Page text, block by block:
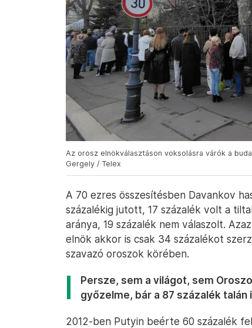
Az orosz elnökválasztáson voksolásra várók a
Gergely / Telex
A 70 ezres összesítésben Davankov
százalékig jutott, 17 százalék volt a
aránya, 19 százalék nem válaszolt.
elnök akkor is csak 34 százalékot
szavazó oroszok körében.
Persze, sem a világot, sem
győzelme, bár a 87 százalék talán
2012-ben Putyin beérte 60 százalék